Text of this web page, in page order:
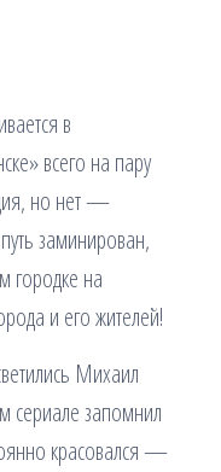
в
всего на пару
но нет —
заминирован,
городке на
и его жителей!
Михаил
сериале запомнил
красовался —